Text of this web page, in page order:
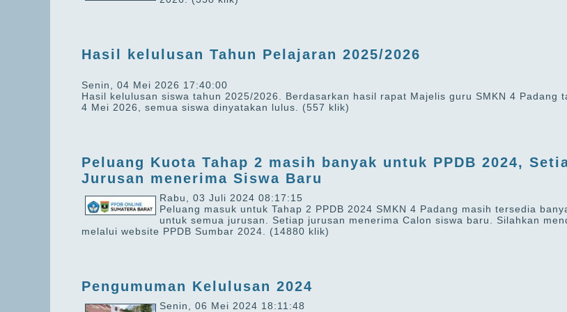
Hasil kelulusan Tahun Pelajaran 2025/2026
Senin, 04 Mei 2026 17:40:00
Hasil kelulusan siswa tahun 2025/2026. Berdasarkan hasil rapat Majelis guru SMKN 4 Padang
4 Mei 2026, semua siswa dinyatakan lulus. (557 klik)
Peluang Kuota Tahap 2 masih banyak untuk PPDB 2024,
Jurusan menerima Siswa Baru
Rabu, 03 Juli 2024 08:17:15
Peluang masuk untuk Tahap 2 PPDB 2024 SMKN 4 Padang masih tersedia
untuk semua jurusan. Setiap jurusan menerima Calon siswa baru. Silahkan
melalui website PPDB Sumbar 2024. (14880 klik)
Pengumuman Kelulusan 2024
Senin, 06 Mei 2024 18:11:48